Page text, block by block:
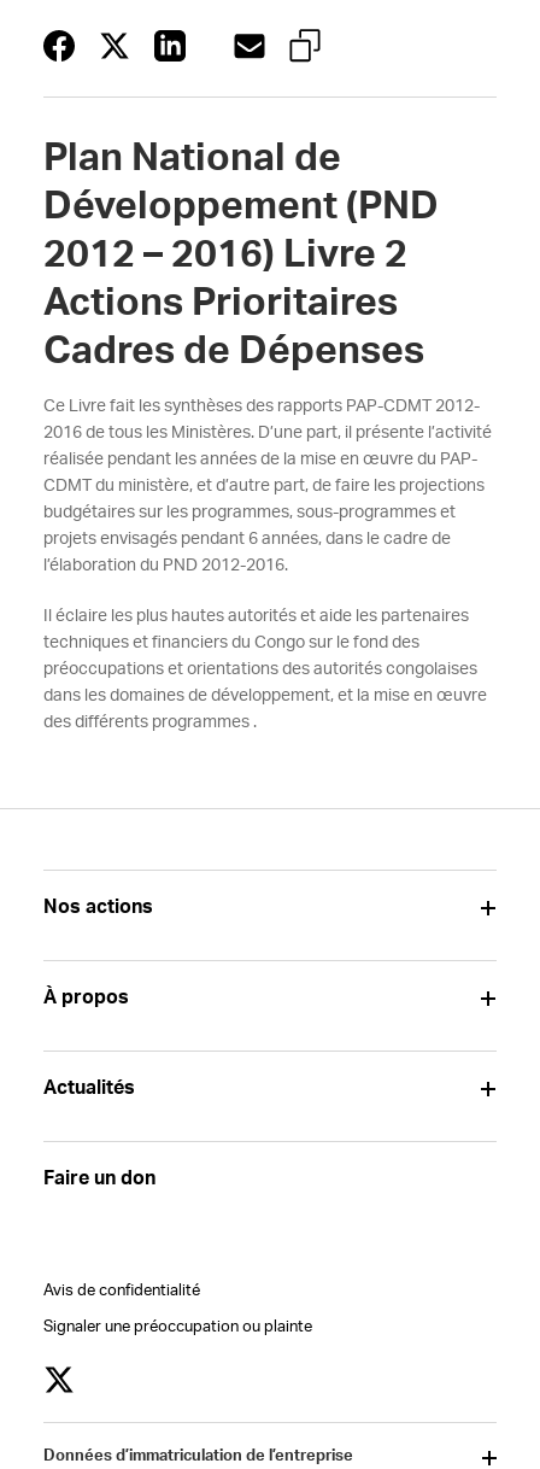
Plan National de
Développement (PND
2012 – 2016) Livre 2
Actions Prioritaires
Cadres de Dépenses
Ce Livre fait les synthèses des rapports PAP-CDMT 2012-
2016 de tous les Ministères. D’une part, il présente l’activité
réalisée pendant les années de la mise en œuvre du PAP-
CDMT du ministère, et d’autre part, de faire les projections
budgétaires sur les programmes, sous-programmes et
projets envisagés pendant 6 années, dans le cadre de
l’élaboration du PND 2012-2016.
Il éclaire les plus hautes autorités et aide les partenaires
techniques et financiers du Congo sur le fond des
préoccupations et orientations des autorités congolaises
dans les domaines de développement, et la mise en œuvre
des différents programmes .
Nos actions
À propos
Actualités
Faire un don
Avis de confidentialité
Signaler une préoccupation ou plainte
Données d’immatriculation de l’entreprise